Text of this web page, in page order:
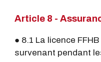
Article 8 -
● 8.1 La licence
survenant pendant